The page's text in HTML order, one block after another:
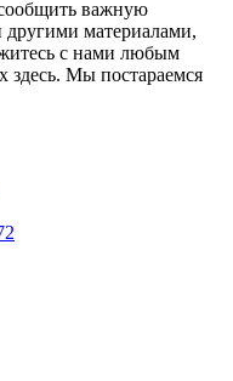
важную
материалами,
с нами любым
здесь. Мы постараемся